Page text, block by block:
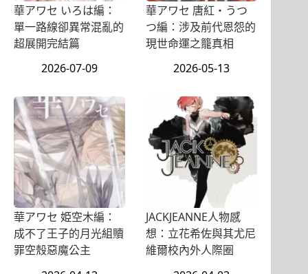
華アワセ いろは編：
單一路線卻異常混亂的
超展開完結篇
2026-07-09
華アワセ 唐紅・うつ
つ編：涉及前代恩怨的
現世命運之籠真相
2026-05-13
華アワセ 姫空木編：
成不了王子的月光組贖
罪空殼惡魔公主
JACKJEANNE人物感
想：立花希佐與其尤尼
維爾校內外人際圈